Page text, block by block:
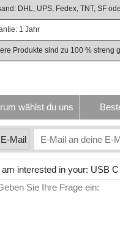
DHL, UPS, Fedex, TNT, SF
1 Jahr
Produkte sind zu 100 % streng
wählst du uns
E-Mail